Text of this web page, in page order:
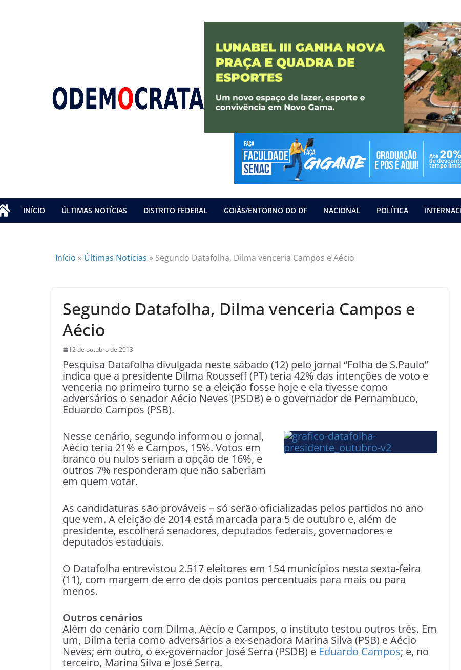
INÍCIO ÚLTIMAS NOTÍCIAS DISTRITO FEDERAL GOIÁS/ENTORNO DO DF NACIONAL POLÍTICA
Início » Últimas Noticias » Segundo Datafolha, Dilma venceria Campos e Aécio
Segundo Datafolha, Dilma venceria Campos e
Aécio
12 de outubro de 2013
Pesquisa Datafolha divulgada neste sábado (12) pelo jornal “Folha de S.Paulo”
indica que a presidente Dilma Rousseff (PT) teria 42% das intenções de voto e
venceria no primeiro turno se a eleição fosse hoje e ela tivesse como
adversários o senador Aécio Neves (PSDB) e o governador de Pernambuco,
Eduardo Campos (PSB).
Nesse cenário, segundo informou o jornal,
Aécio teria 21% e Campos, 15%. Votos em
branco ou nulos seriam a opção de 16%, e
outros 7% responderam que não saberiam
em quem votar.
As candidaturas são prováveis – só serão oficializadas pelos partidos no ano
que vem. A eleição de 2014 está marcada para 5 de outubro e, além de
presidente, escolherá senadores, deputados federais, governadores e
deputados estaduais.
O Datafolha entrevistou 2.517 eleitores em 154 municípios nesta sexta-feira
(11), com margem de erro de dois pontos percentuais para mais ou para
menos.
Outros cenários
Além do cenário com Dilma, Aécio e Campos, o instituto testou outros três. Em
um, Dilma teria como adversários a ex-senadora Marina Silva (PSB) e Aécio
Neves; em outro, o ex-governador José Serra (PSDB) e Eduardo Campos; e, no
terceiro, Marina Silva e José Serra.